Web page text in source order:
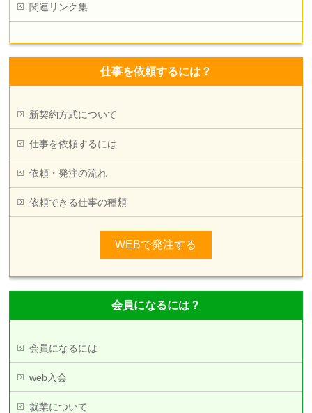
関連リンク集
仕事を依頼するには？
新契約方式について
仕事を依頼するには
依頼・発注の流れ
依頼できる仕事の種類
WEBで発注する
会員になるには？
会員になるには
web入会
就業について